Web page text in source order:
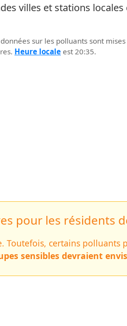
villes et stations locales
sur les polluants sont
Heure locale est 20:35.
pour les résidents
Toutefois, certains
sensibles devraient